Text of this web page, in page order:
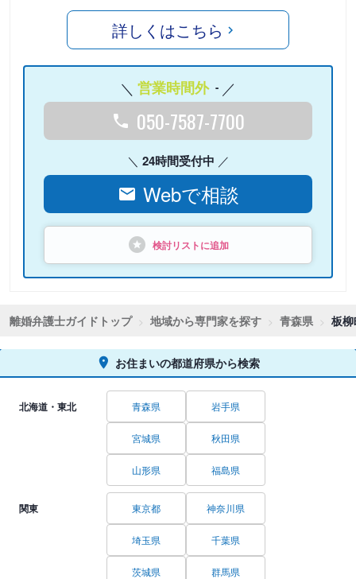
詳しくはこちら
営業時間外 -
050-7587-7700
24時間受付中
Webで相談
検討リストに追加
離婚弁護士ガイドトップ 地域から専門家を探す 青森県 板
お住まいの都道府県から検索
北海道・東北 青森県 岩手県
宮城県 秋田県
山形県 福島県
関東 東京都 神奈川県
埼玉県 千葉県
茨城県 群馬県